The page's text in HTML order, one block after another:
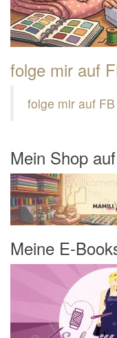
folge mir auf
folge mir auf FB
Mein Shop
Meine E-